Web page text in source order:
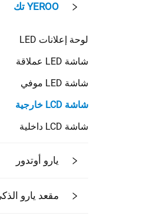
YEROO تك
لوحة إعلانات LED
شاشة LED عملاقة
شاشة LED موفي
شاشة LCD خارجية
شاشة LCD داخلية
يارو أوتدور
مقعد يارو